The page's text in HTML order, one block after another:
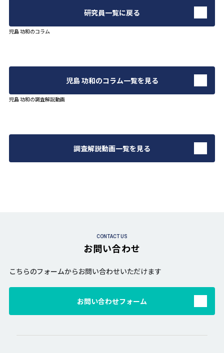
研究員一覧に戻る
児島 功和のコラム
児島 功和のコラム一覧を見る
児島 功和の調査解説動画
調査解説動画一覧を見る
CONTACT US
お問い合わせ
こちらのフォームからお問い合わせいただけます
お問い合わせフォーム